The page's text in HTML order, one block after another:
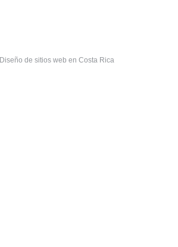
Diseño de sitios web en Costa Rica